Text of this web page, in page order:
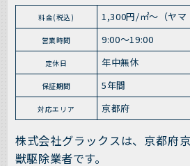
料金(税込) 1,300円/㎡～（ヤマ
営業時間 9:00～19:00
定休日 年中無休
保証期間 5年間
対応エリア 京都府
株式会社グラックスは、京都府
獣駆除業者です。